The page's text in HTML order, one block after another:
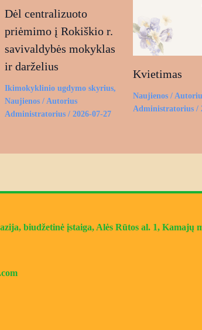
Dėl centralizuoto
priėmimo į Rokiškio r.
savivaldybės mokyklas
ir darželius
Ikimokyklinio ugdymo skyrius,
Naujienos / Autorius
Administratorius/2026-07-27
Kvietimas
Naujienos/
Administratorius /
biudžetinė įstaiga, Alės Rūtos al. 1, Kamajų